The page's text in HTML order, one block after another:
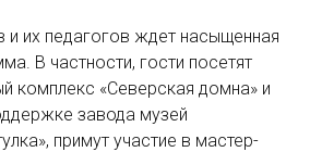
и их педагогов ждет насыщенная
В частности, гости посетят
комплекс «Северская домна» и
завода музей
примут участие в мастер-